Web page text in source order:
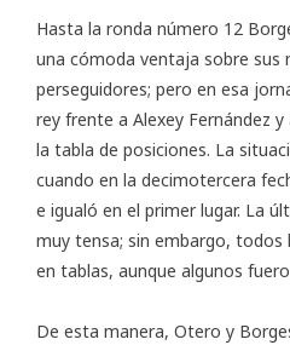
Hasta la ronda número 12
una cómoda ventaja sobre sus
perseguidores; pero en esa
rey frente a Alexey Fernández
la tabla de posiciones. La
cuando en la decimotercera
e igualó en el primer lugar. La
muy tensa; sin embargo, todos
en tablas, aunque algunos
De esta manera, Otero y